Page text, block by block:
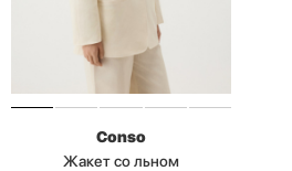
Conso
Жакет со льном